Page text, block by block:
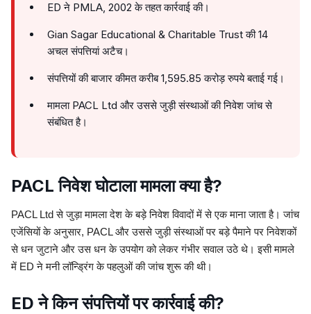
ED ने PMLA, 2002 के तहत कार्रवाई की।
Gian Sagar Educational & Charitable Trust की 14
अचल संपत्तियां अटैच।
संपत्तियों की बाजार कीमत करीब 1,595.85 करोड़ रुपये बताई गई।
मामला PACL Ltd और उससे जुड़ी संस्थाओं की निवेश जांच से
संबंधित है।
PACL निवेश घोटाला मामला क्या है?
PACL Ltd से जुड़ा मामला देश के बड़े निवेश विवादों में से एक माना जाता है। जांच
एजेंसियों के अनुसार, PACL और उससे जुड़ी संस्थाओं पर बड़े पैमाने पर निवेशकों
से धन जुटाने और उस धन के उपयोग को लेकर गंभीर सवाल उठे थे। इसी मामले
में ED ने मनी लॉन्ड्रिंग के पहलुओं की जांच शुरू की थी।
ED ने किन संपत्तियों पर कार्रवाई की?